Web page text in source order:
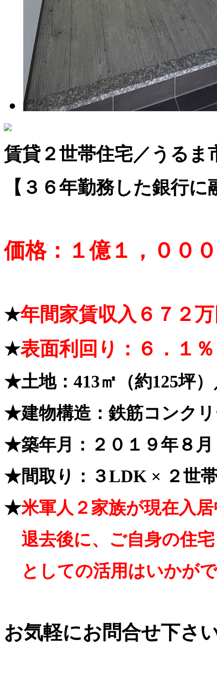
賃貸２世帯住宅／うるま
【３６年勤務した銀行
価格：１億１，００
★年間家賃収入６７２
★表面利回り：６．１％
★土地：413㎡（約125坪）
★建物構造：鉄筋コンク
★築年月：２０１９年８
★間取り：３LDK × ２世
★米軍人２家族が現在入
退去後に、ご自身の住
と しての活用はいかが
お気軽にお問合せ下さ